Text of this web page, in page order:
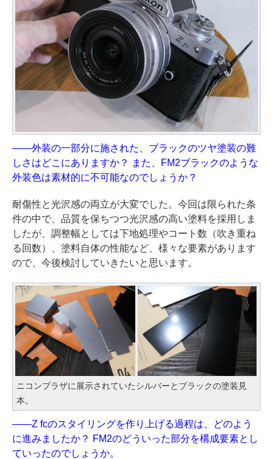
——外装の一部分に施された、ブラックのツヤ塗装の難
しさはどこにありますか？ また、FM2ブラックのような
外装色は素材的に不可能なのでしょうか？
耐傷性と光沢感の両立が大変でした。今回は限られた条
件の中で、品質を保ちつつ光沢感の高い塗料を採用しま
したが、調整幅としては下地処理やコート数（吹き重ね
る回数）、塗料自体の性能など、様々な要素があります
ので、今後検討していきたいと思います。
ニコンプラザに展示されていたシルバーとブラックの塗装見
本。
——Z fcのスタイリングを作り上げる過程は、どのよう
に進みましたか？ FM2のどういった部分を構成要素とし
ていったのでしょうか。